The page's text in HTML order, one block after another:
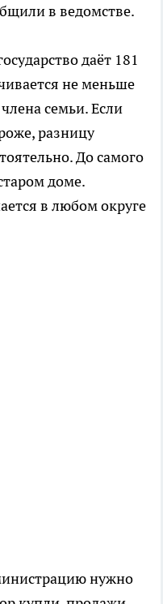
в ведомстве.
даёт 181
не меньше
семьи. Если
разницу
До самого
доме.
в любом округе
нужно